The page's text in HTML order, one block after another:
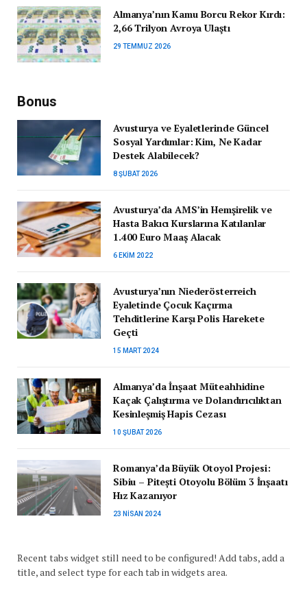
Almanya’nın Kamu Borcu Rekor Kırdı:
2,66 Trilyon Avroya Ulaştı
29 TEMMUZ 2026
Bonus
Avusturya ve Eyaletlerinde Güncel
Sosyal Yardımlar: Kim, Ne Kadar
Destek Alabilecek?
8 ŞUBAT 2026
Avusturya’da AMS’in Hemşirelik ve
Hasta Bakıcı Kurslarına Katılanlar
1.400 Euro Maaş Alacak
6 EKIM 2022
Avusturya’nın Niederösterreich
Eyaletinde Çocuk Kaçırma
Tehditlerine Karşı Polis Harekete
Geçti
15 MART 2024
Almanya’da İnşaat Müteahhidine
Kaçak Çalıştırma ve Dolandırıcılıktan
Kesinleşmiş Hapis Cezası
10 ŞUBAT 2026
Romanya’da Büyük Otoyol Projesi:
Sibiu – Pitești Otoyolu Bölüm 3 İnşaatı
Hız Kazanıyor
23 NISAN 2024
Recent tabs widget still need to be configured! Add tabs, add a
title, and select type for each tab in widgets area.